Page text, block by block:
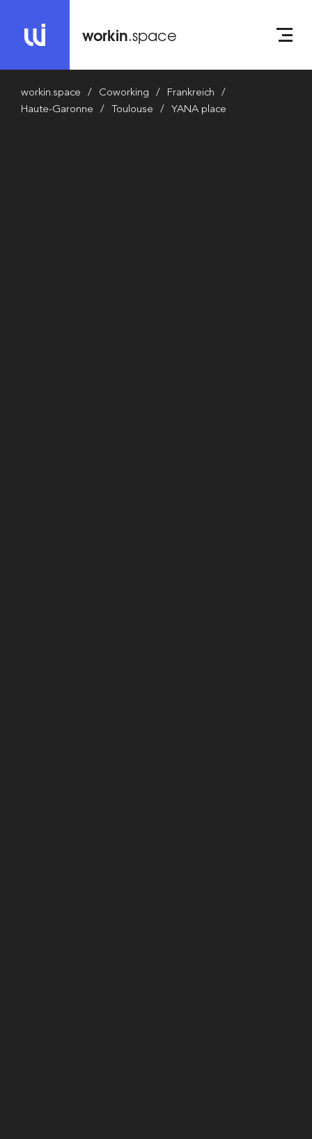
workin.space
workin.space Coworking
Frankreich
Haute-Garonne
Toulouse YANA place